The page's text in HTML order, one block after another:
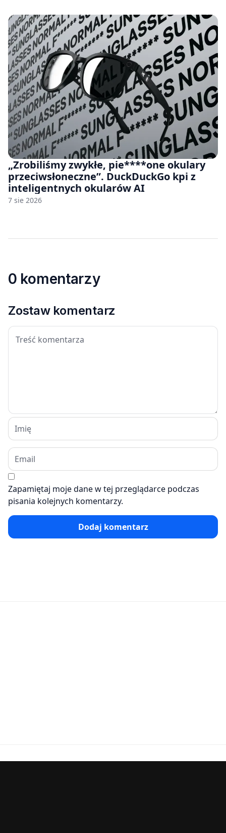
„Zrobiliśmy zwykłe, pie****one okulary
przeciwsłoneczne”. DuckDuckGo kpi z
inteligentnych okularów AI
7 sie 2026
0 komentarzy
Zostaw komentarz
Zapamiętaj moje dane w tej przeglądarce podczas
pisania kolejnych komentarzy.
Dodaj komentarz